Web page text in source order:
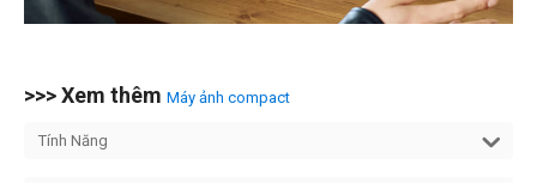
>>> Xem thêm Máy ảnh compact
Tính Năng